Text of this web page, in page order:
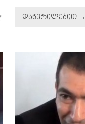
ᲓᲐᲬᲕᲠᲘᲚᲔᲑᲘᲗ →